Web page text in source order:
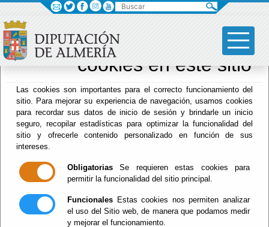
Sus opciones en
relación al uso de
cookies en este sitio
Las cookies son importantes para el correcto funcionamiento del
sitio. Para mejorar su experiencia de navegación, usamos cookies
para recordar sus datos de inicio de sesión y brindarle un inicio
seguro, recopilar estadísticas para optimizar la funcionalidad del
sitio y ofrecerle contenido personalizado en función de sus
intereses.
Obligatorias Se requieren estas cookies para
permitir la funcionalidad del sitio principal.
Funcionales Estas cookies nos permiten analizar
el uso del Sitio web, de manera que podamos medir
y mejorar el funcionamiento.
Archivo Biblioteca
Inicio
Actualidad
Buscar